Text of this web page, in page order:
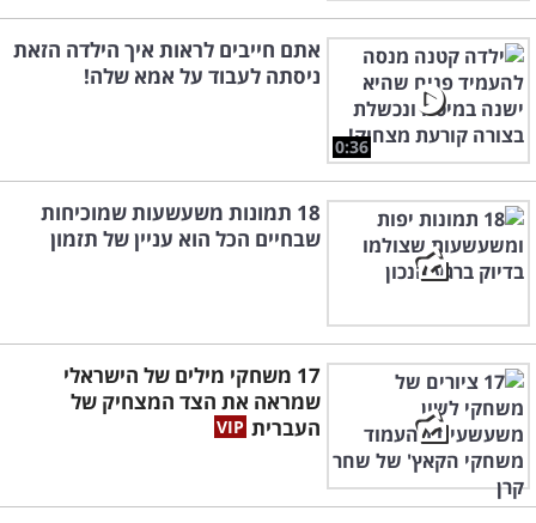
0:36
אתם חייבים לראות איך הילדה הזאת
ניסתה לעבוד על אמא שלה!
18 תמונות משעשעות שמוכיחות
שבחיים הכל הוא עניין של תזמון
17 משחקי מילים של הישראלי
שמראה את הצד המצחיק של
העברית